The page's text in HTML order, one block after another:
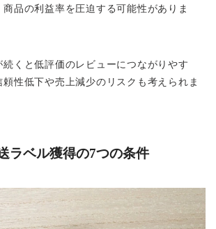
商品の利益率を圧迫する可能性がありま
続くと低評価のレビューにつながりやす
頼性低下や売上減少のリスクも考えられま
ラベル獲得の7つの条件